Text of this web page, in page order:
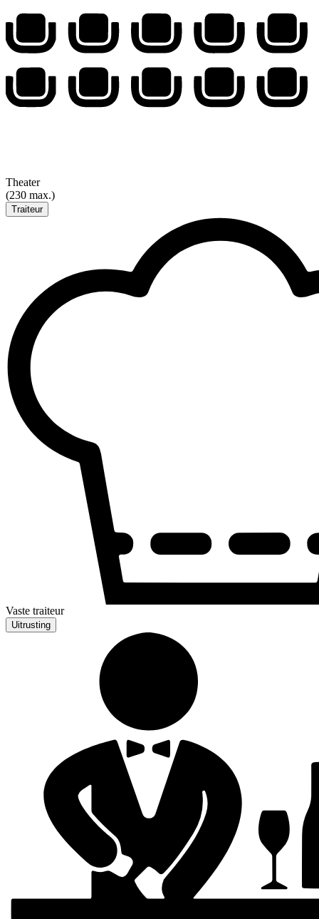
Theater
(230 max.)
Traiteur
Vaste traiteur
Uitrusting